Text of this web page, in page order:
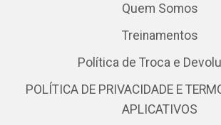
Quem Somos
Treinamentos
Política de Troca e
POLÍTICA DE PRIVACIDADE E
APLICATIVOS